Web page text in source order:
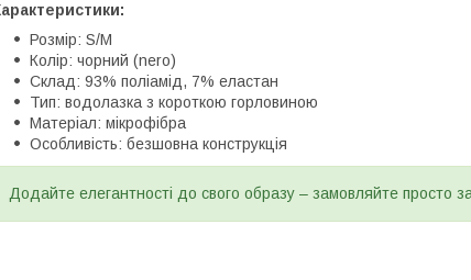
Розмір: S/M
Колір: чорний (nero)
Склад: 93% поліамід, 7% еластан
Тип: водолазка з короткою горловиною
Матеріал: мікрофібра
Особливість: безшовна конструкція
Додайте елегантності до свого образу – замовляйте просто